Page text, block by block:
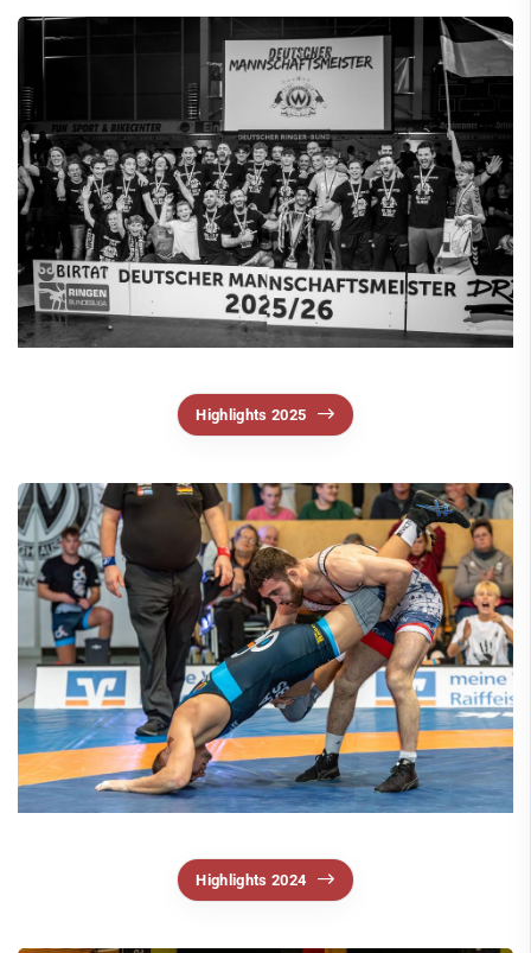
Highlights 2025
Highlights 2024
Fußball
Jugendclub
Kegeln
Kindersportschule
Leichtathletik
Paddeln
Radsport
1. Bundesliga
Oberliga
Jugend
Abteilung
Für Fans
Bildergalerien
Saisonhighlights
Hallenzeitungen